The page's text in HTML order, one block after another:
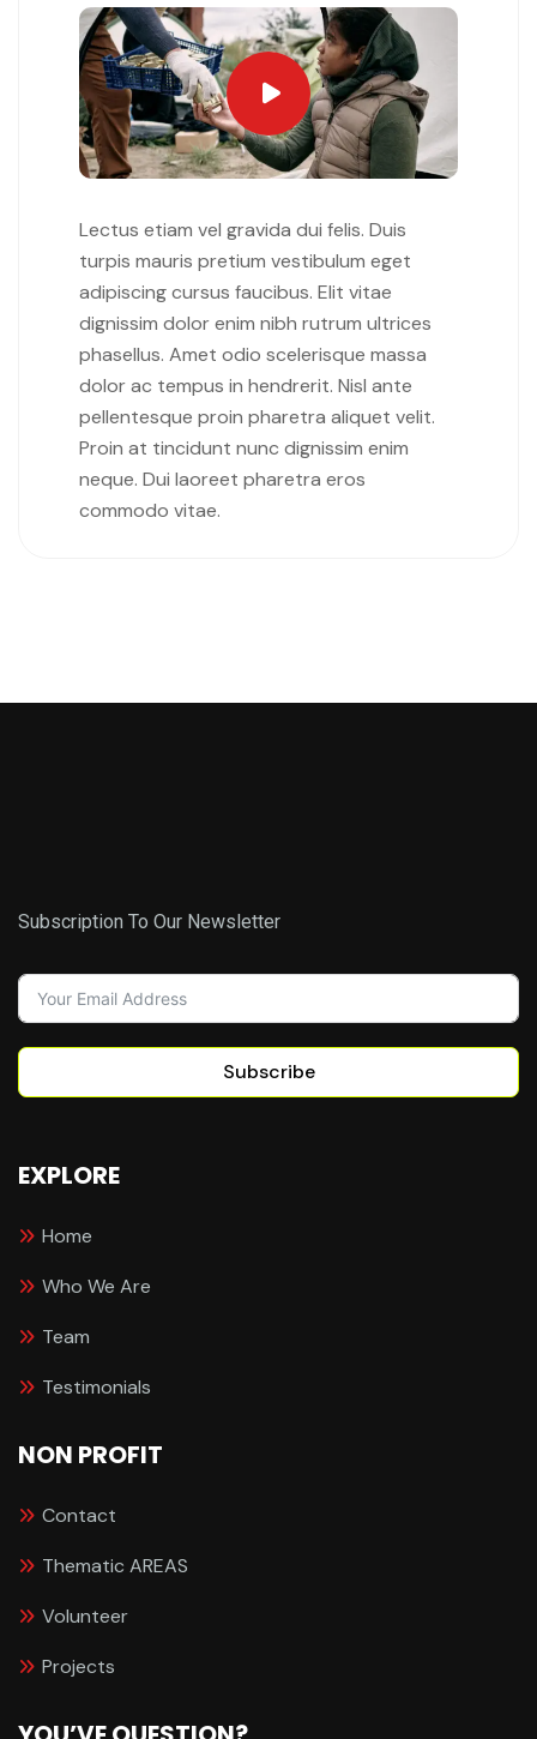
Lectus etiam vel gravida dui felis. Duis
turpis mauris pretium vestibulum eget
adipiscing cursus faucibus. Elit vitae
dignissim dolor enim nibh rutrum ultrices
phasellus. Amet odio scelerisque massa
dolor ac tempus in hendrerit. Nisl ante
pellentesque proin pharetra aliquet velit.
Proin at tincidunt nunc dignissim enim
neque. Dui laoreet pharetra eros
commodo vitae.
Subscription To Our Newsletter
Subscribe
EXPLORE
Home
Who We Are
Team
Testimonials
NON PROFIT
Contact
Thematic AREAS
Volunteer
Projects